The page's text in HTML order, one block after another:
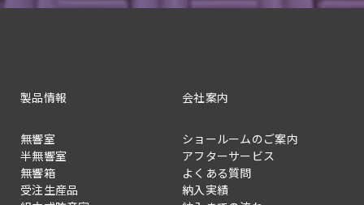
製品情報
無響室
半無響室
無響箱
受注生産品
会社案内
ショールームのご案内
アフターサービス
よくある質問
納入実績